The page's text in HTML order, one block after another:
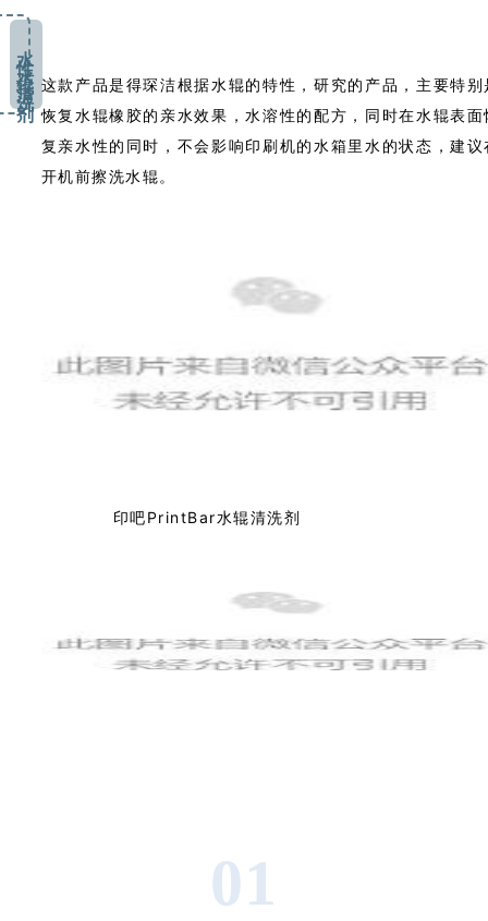
水 性 水 辊 清 洗 剂 这款产品是得琛洁根据水辊的特性，研究的产品，主要特别
恢复水辊橡胶的亲水效果，水溶性的配方，同时在水辊表面
复亲水性的同时，不会影响印刷机的水箱里水的状态，建议
开机前擦洗水辊。
印吧PrintBar水辊清洗剂
01